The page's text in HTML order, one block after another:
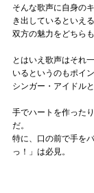
そんな歌声に自身の
き出しているといえる
双方の魅力をどちら
とはいえ歌声はそれ
いるというのもポイン
シンガー・アイドル
手でハートを作った
だ。
特に、口の前で手を
っ！」は必見。